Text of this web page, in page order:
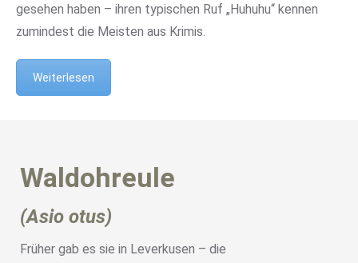
gesehen haben – ihren typischen Ruf „Huhuhu“ kennen
zumindest die Meisten aus Krimis.
Weiterlesen
Waldohreule
(Asio otus)
Früher gab es sie in Leverkusen – die